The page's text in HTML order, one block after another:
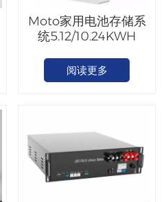
Moto家用电池存储系
统5.12/10.24KWH
阅读更多